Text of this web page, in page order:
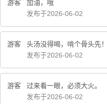
游客
加油，哦
发布于2026-06-02
游客
头汤没得喝，啃个骨头先！
发布于2026-06-02
游客
过来看一眼，必须大火。
发布于2026-06-02